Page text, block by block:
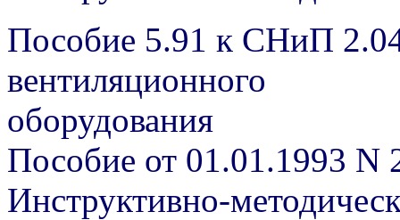
Пособие 5.91 к СНиП
вентиляционного
оборудования
Пособие от 01.01.1993 N
Инструктивно-